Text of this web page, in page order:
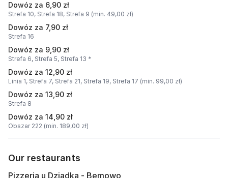
Dowóz za 6,90 zł
Strefa 10, Strefa 18, Strefa 9 (min. 49,00 zł)
Dowóz za 7,90 zł
Strefa 16
Dowóz za 9,90 zł
Strefa 6, Strefa 5, Strefa 13 *
Dowóz za 12,90 zł
Linia 1, Strefa 7, Strefa 21, Strefa 19, Strefa 17 (min. 99,00 zł)
Dowóz za 13,90 zł
Strefa 8
Dowóz za 14,90 zł
Obszar 222 (min. 189,00 zł)
Our restaurants
Pizzeria u Dziadka - Bemowo